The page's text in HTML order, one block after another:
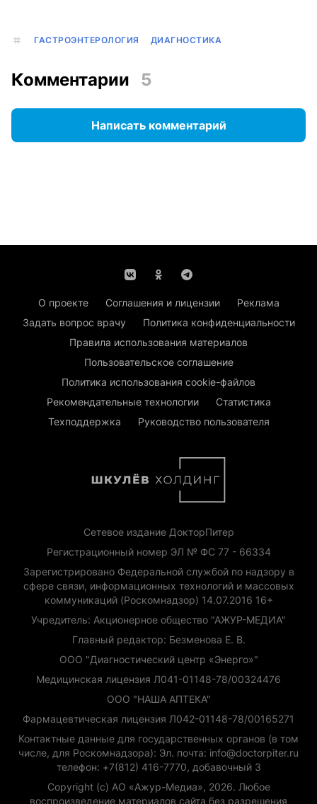
ГАСТРОЭНТЕРОЛОГИЯ ДИАГНОСТИКА
Комментарии 5
Написать комментарий
О проекте Соглашения и лицензии
Реклама
Задать вопрос врачу
Политика конфиденциальности
Правила использования материалов
Пользовательское соглашение
Политика использования cookie-файлов
Рекомендательные технологии
Статистика
Техподдержка
Руководство пользователя
Сетевое издание ДокторПитер
Регистрационный номер ЭЛ № ФС 77 - 66334
Зарегистрировано Федеральной службой по надзору в
сфере связи, информационных технологий и массовых
коммуникаций (Роскомнадзор) 14.07.2016 16+
Учредитель: Акционерное общество "АЖУР-МЕДИА"
Главный редактор: Безменова Е. В.
ООО "Диагностический центр «Энерго»"
Медицинская лицензия Л041-01148-78/00324476
ООО "НАША АПТЕКА"
Фармацевтическая лицензия Л042-01148-78/00165271
Контактные данные для государственных органов (в том
числе, для Роскомнадзора): Эл. почта: info@doctorpiter.ru
телефон: +7(812) 416-7770, добавочный 3
Copyright (с) АО «Ажур-Медиа», 2026. Любое
воспроизведение материалов сайта без разрешения